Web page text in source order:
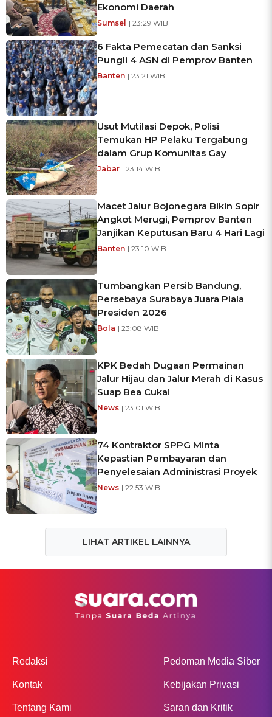
Ekonomi Daerah
Sumsel | 23:29 WIB
6 Fakta Pemecatan dan Sanksi
Pungli 4 ASN di Pemprov Banten
Banten | 23:21 WIB
Usut Mutilasi Depok, Polisi
Temukan HP Pelaku Tergabung
dalam Grup Komunitas Gay
Jabar | 23:14 WIB
Macet Jalur Bojonegara Bikin Sopir
Angkot Merugi, Pemprov Banten
Janjikan Keputusan Baru 4 Hari Lagi
Banten | 23:10 WIB
Tumbangkan Persib Bandung,
Persebaya Surabaya Juara Piala
Presiden 2026
Bola | 23:08 WIB
KPK Bedah Dugaan Permainan
Jalur Hijau dan Jalur Merah di Kasus
Suap Bea Cukai
News | 23:01 WIB
74 Kontraktor SPPG Minta
Kepastian Pembayaran dan
Penyelesaian Administrasi Proyek
News | 22:53 WIB
LIHAT ARTIKEL LAINNYA
Redaksi
Kontak
Tentang Kami
Pedoman Media Siber
Kebijakan Privasi
Saran dan Kritik